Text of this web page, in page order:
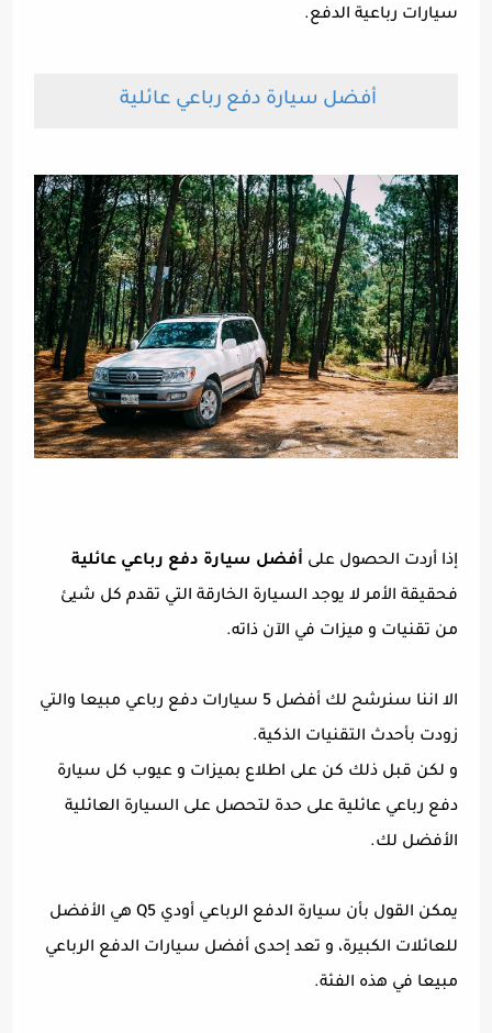
سيارات رباعية الدفع.
أفضل سيارة دفع رباعي عائلية
إذا أردت الحصول على أفضل سيارة دفع رباعي عائلية
فحقيقة الأمر لا يوجد السيارة الخارقة التي تقدم كل شيئ
من تقنيات و ميزات في الآن ذاته.
الا اننا سنرشح لك أفضل 5 سيارات دفع رباعي مبيعا والتي
زودت بأحدث التقنيات الذكية.
و لكن قبل ذلك كن على اطلاع بميزات و عيوب كل سيارة
دفع رباعي عائلية على حدة لتحصل على السيارة العائلية
الأفضل لك.
يمكن القول بأن سيارة الدفع الرباعي أودي Q5 هي الأفضل
للعائلات الكبيرة، و تعد إحدى أفضل سيارات الدفع الرباعي
مبيعا في هذه الفئة.